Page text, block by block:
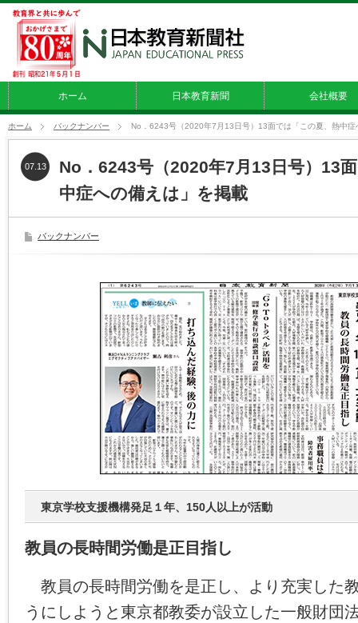
ホーム 日本教育新聞 会社概要
ホーム バックナンバー No．6243号（2020年7月13日号）13面では「この夏、熱中症
No．6243号（2020年7月13日号）13
中症への備えは」を掲載
07.13
バックナンバー
東京学校支援機構発足１年、150人以上が活動
教員の長時間労働是正目指し
教員の長時間労働を是正し、より充実した
うにしようと東京都教委が設立した一般財団